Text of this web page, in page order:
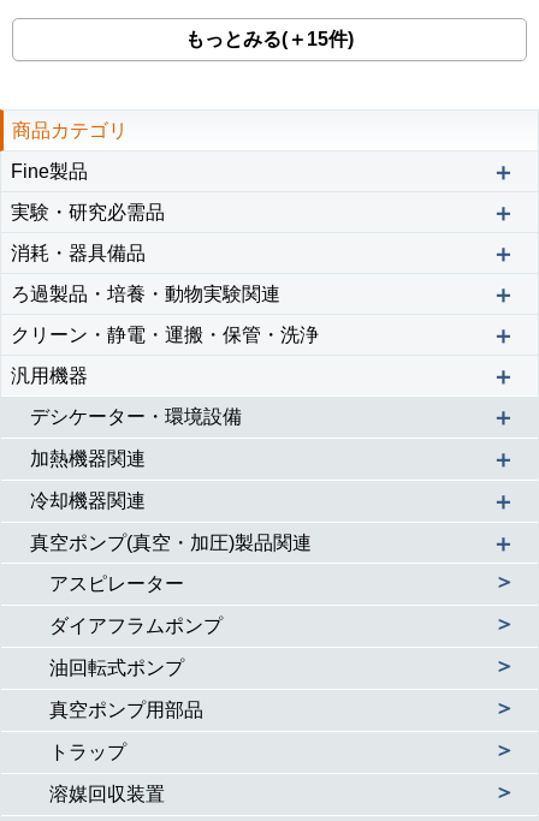
もっとみる(＋15件)
商品カテゴリ
Fine製品
＋
実験・研究必需品 ＋
消耗・器具備品 ＋
ろ過製品・培養・動物実験関連 ＋
クリーン・静電・運搬・保管・洗浄 ＋
汎用機器 ＋
デシケーター・環境設備 ＋
加熱機器関連 ＋
冷却機器関連 ＋
真空ポンプ(真空・加圧)製品関連 ＋
アスピレーター ＞
ダイアフラムポンプ ＞
油回転式ポンプ ＞
真空ポンプ用部品 ＞
トラップ ＞
溶媒回収装置 ＞